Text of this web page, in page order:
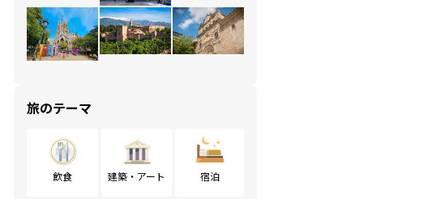
旅のテーマ
飲食 建築・アート 宿泊